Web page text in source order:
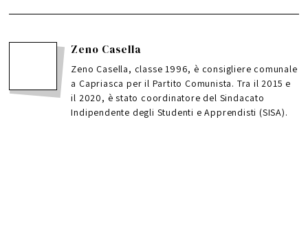
Zeno Casella
Zeno Casella, classe 1996, è consigliere comunale
a Capriasca per il Partito Comunista. Tra il 2015 e
il 2020, è stato coordinatore del Sindacato
Indipendente degli Studenti e Apprendisti (SISA).